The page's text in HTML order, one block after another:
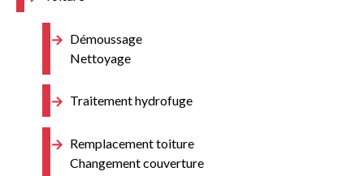
Démoussage
Nettoyage
Traitement hydrofuge
Remplacement toiture
Changement couverture